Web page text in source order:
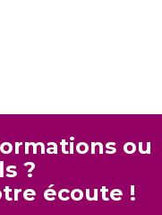
ou
?
écoute !